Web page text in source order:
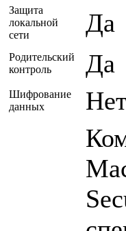
Защита
локальной
сети
Да
Родительский
контроль
Да
Шифрование
данных
Нет